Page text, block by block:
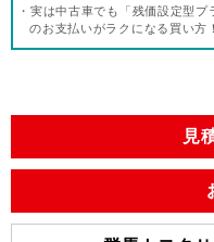
・実は中古車でも「残価設定型
のお支払いがラクになる買い方！
見